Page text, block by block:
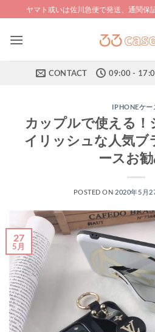
to
content
ヤマト或いは佐川急便で発送、通関保
CONTACT 09:00 -
IPHONEケー
カップルで使える！
イリッシュな人気ブ
ースお
POSTED ON 2020年5月
27
5月